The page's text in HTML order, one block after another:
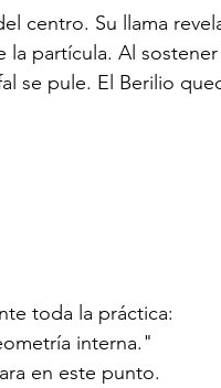
centro. Su llama
partícula. Al
se pule. El Berilio
toda la práctica:
interna."
en este punto.